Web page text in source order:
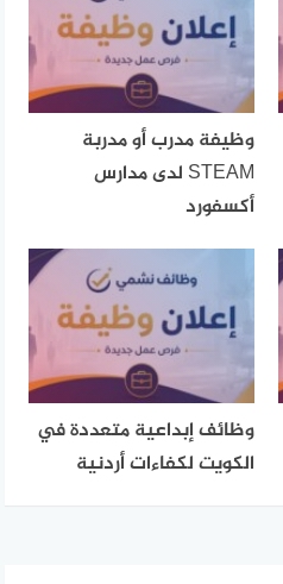
وظيفة مدرب أو مدربة
STEAM لدى مدارس
أكسفورد
وظائف إبداعية متعددة في
الكويت لكفاءات أردنية